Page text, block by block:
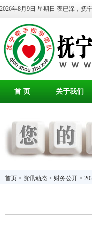
2026年8月9日 星期日 夜已深，抚
首 页 关于我们
首页 > 资讯动态 > 财务公开 >